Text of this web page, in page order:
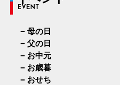
EVENT
母の日
父の日
お中元
お歳暮
おせち